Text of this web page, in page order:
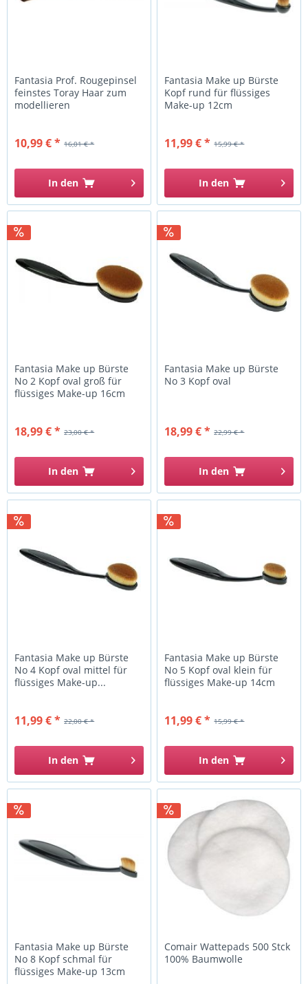
Fantasia Prof. Rougepinsel
feinstes Toray Haar zum
modellieren
16,01 € *
10,99 € *
In den
Fantasia Make up Bürste
Kopf rund für flüssiges
Make-up 12cm
15,99 € *
11,99 € *
In den
Fantasia Make up Bürste
No 2 Kopf oval groß für
flüssiges Make-up 16cm
23,00 € *
18,99 € *
In den
Fantasia Make up Bürste
No 3 Kopf oval
22,99 € *
18,99 € *
In den
Fantasia Make up Bürste
No 4 Kopf oval mittel für
flüssiges Make-up...
22,00 € *
11,99 € *
In den
Fantasia Make up Bürste
No 5 Kopf oval klein für
flüssiges Make-up 14cm
15,99 € *
11,99 € *
In den
Fantasia Make up Bürste
No 8 Kopf schmal für
flüssiges Make-up 13cm
Comair Wattepads 500 Stck
100% Baumwolle